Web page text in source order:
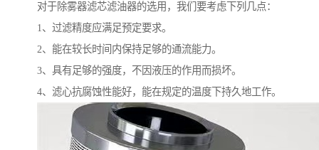
对于除雾器滤芯滤油器的选用，我们要考虑下列几点：
1、过滤精度应满足预定要求。
2、能在较长时间内保持足够的通流能力。
3、具有足够的强度，不因液压的作用而损坏。
4、滤心抗腐蚀性能好，能在规定的温度下持久地工作。